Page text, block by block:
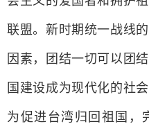
联盟。新时期统一战线
因素，团结一切可以团
国建设成为现代化的社
为促进台湾归回祖国，